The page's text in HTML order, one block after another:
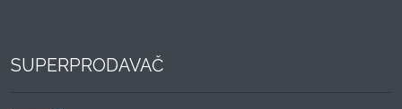
SUPERPRODAVAČ